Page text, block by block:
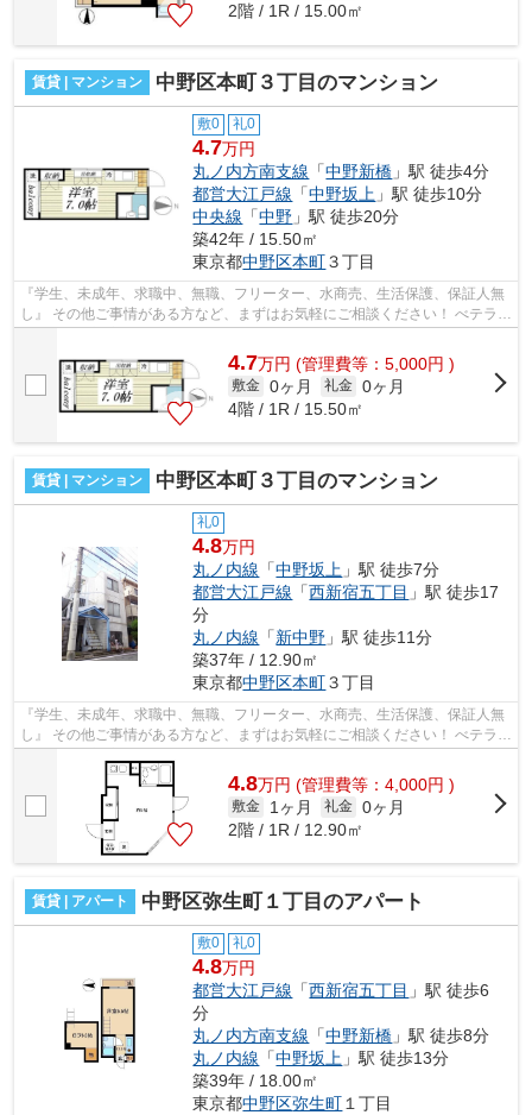
2階 / 1R / 15.00㎡
賃貸 | マンション 中野区本町３丁目のマンション
敷0 礼0
4.7万円
丸ノ内方南支線 「中野新橋 」駅 徒歩4分
都営大江戸線 「中野坂上 」駅 徒歩10分
中央線 「中野 」駅 徒歩20分
築42年 / 15.50㎡
東京都中野区本町３丁目
『学生、未成年、求職中、無職、フリーター、水商売、生活保護、保証人無
し』 その他ご事情がある方など、まずはお気軽にご相談ください！ べテラン
4.7万円 (管理費等：5,000円 )
敷金 0ヶ月 礼金 0ヶ月
4階 / 1R / 15.50㎡
賃貸 | マンション 中野区本町３丁目のマンション
礼0
4.8万円
丸ノ内線 「中野坂上 」駅 徒歩7分
都営大江戸線 「西新宿五丁目 」駅 徒歩17
分
丸ノ内線 「新中野 」駅 徒歩11分
築37年 / 12.90㎡
東京都中野区本町３丁目
『学生、未成年、求職中、無職、フリーター、水商売、生活保護、保証人無
し』 その他ご事情がある方など、まずはお気軽にご相談ください！ べテラン
4.8万円 (管理費等：4,000円 )
敷金 1ヶ月 礼金 0ヶ月
2階 / 1R / 12.90㎡
賃貸 | アパート 中野区弥生町１丁目のアパート
敷0 礼0
4.8万円
都営大江戸線 「西新宿五丁目 」駅 徒歩6
分
丸ノ内方南支線 「中野新橋 」駅 徒歩8分
丸ノ内線 「中野坂上 」駅 徒歩13分
築39年 / 18.00㎡
東京都中野区弥生町 １丁目